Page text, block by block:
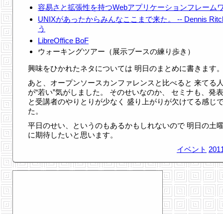
容易さと拡張性を持つWebアプリケーションフレーム
UNIXがあったからみんなここまで来た。 -- Dennis
う
LibreOffice BoF
ウォーキングツアー（展示ブースの練り歩き）
興味をひかれたネタについては 明日のまとめに書きます
あと、オープンソースカンファレンスと比べると 来てる
が“若い”気がしました。 そのせいなのか、 セミナも、発
と受講者のやりとりが少なく 盛り上がりが欠けてる感じ
た。
平日のせい、というのもあるかもしれないので 明日の土
に期待したいと思います。
イベント